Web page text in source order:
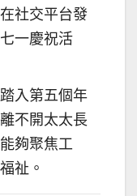
社交平台發
一慶祝活
入第五個年
不開太太長
夠聚焦工
祉。